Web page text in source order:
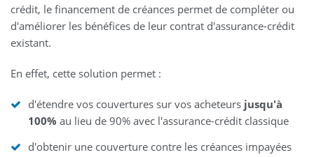
crédit, le financement de créances permet de compléter ou
d'améliorer les bénéfices de leur contrat d'assurance-crédit
existant.
En effet, cette solution permet :
d'étendre vos couvertures sur vos acheteurs jusqu'à
100% au lieu de 90% avec l'assurance-crédit classique
d'obtenir une couverture contre les créances impayées